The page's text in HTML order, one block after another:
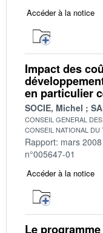
Accéder à la notice
Impact des
en particulier
SOCIE, Michel
CONSEIL GENERAL
CONSEIL NATIONAL DU
Rapport: mars 2008
n°005647-01
Accéder à la notice
Le